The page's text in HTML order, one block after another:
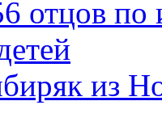
отцов по
из